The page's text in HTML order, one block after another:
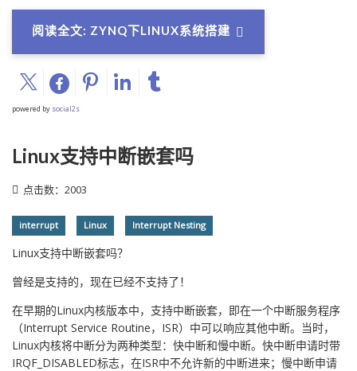
阅读全文: ZYNQ下LINUX系统搭建
powered by social2s
Linux支持中断嵌套吗
点击数：2003
interrupt Linux Interrupt Nesting
Linux支持中断嵌套吗？
曾经是支持的，现在已经不支持了！
在早期的Linux内核版本中，支持中断嵌套，即在一个中断服务程序
（Interrupt Service Routine，ISR）中可以响应其他中断。当时，
Linux内核将中断分为两种类型：快中断和慢中断。快中断申请时带
IRQF_DISABLED标志，在ISR中不允许新的中断进来；慢中断申请